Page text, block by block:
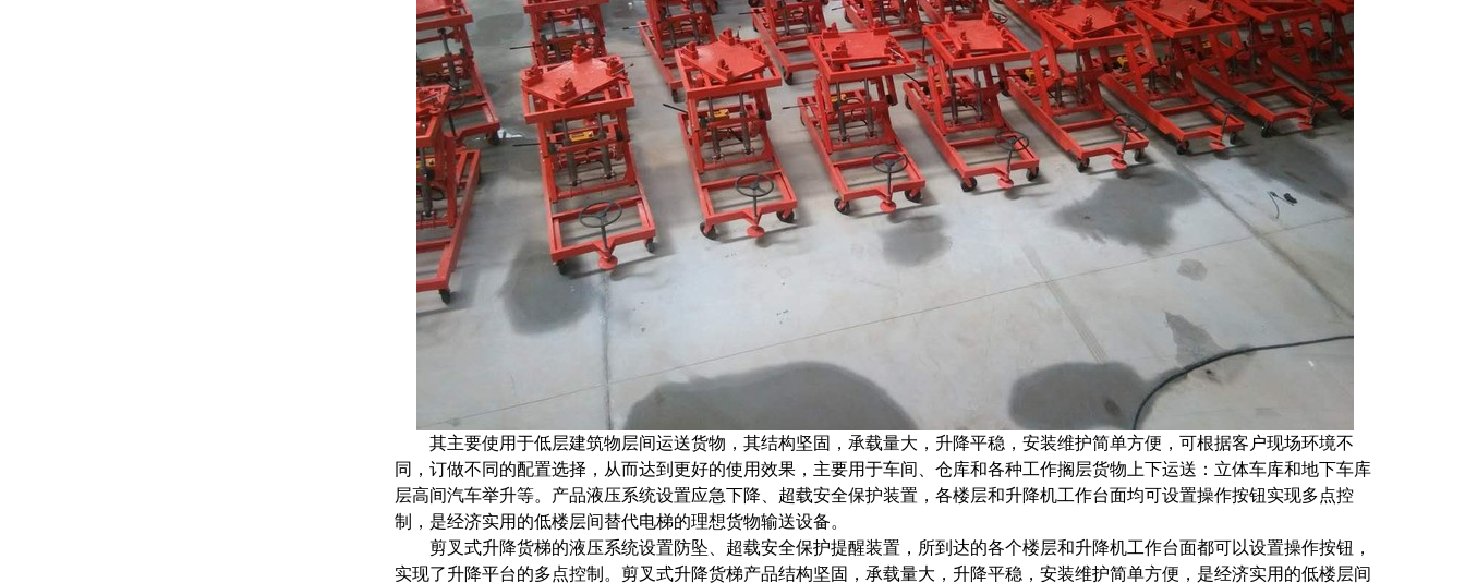
其主要使用于低层建筑物层间运送货物，其结构坚固，承载量大，升降平稳，安装维护简单方便，可根据客户现场环境不
同，订做不同的配置选择，从而达到更好的使用效果，主要用于车间、仓库和各种工作搁层货物上下运送：立体车库和地下车库
层高间汽车举升等。产品液压系统设置应急下降 、超载安全保护装置，各楼层和升降机工作台面均可设置操作按钮实现多点控
制，是经济实用的低楼层间替代电梯的理想货物输送设备。
剪叉式升降货梯的液压系统设置防坠、超载安全保护提醒装置，所到达的各个楼层和升降机工作台面都可以设置操作按钮，
实现了升降平台的多点控制。剪叉式升降货梯产品结构坚固，承载量大，升降平稳，安装维护简单方便，是经济实用的低楼层间